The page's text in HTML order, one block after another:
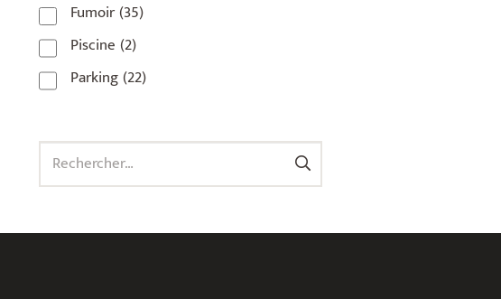
93500 (1)
Fumoir(35)
Piscine (2)
Parking(22)
Rechercher :